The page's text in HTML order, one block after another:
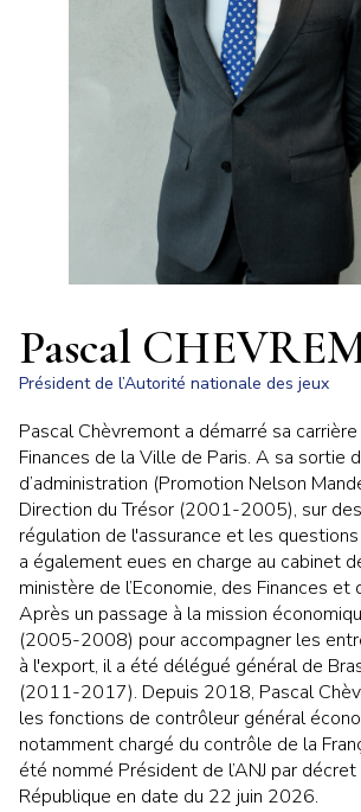
Pascal
Président de l’Autorité nationale des jeux
Pascal Chèvremont a démarré sa
Finances de la Ville de Paris. A sa sortie
d’administration (Promotion Nelson
Direction du Trésor (2001-2005), sur
régulation de l'assurance et les
a également eues en charge au cabinet
ministère de l’Economie, des Finances et
Après un passage à la mission
(2005-2008) pour accompagner les
à l'export, il a été délégué général de
(2011-2017). Depuis 2018, Pascal
les fonctions de contrôleur général
notamment chargé du contrôle de la
été nommé Président de l’ANJ par
République en date du 22 juin 2026.